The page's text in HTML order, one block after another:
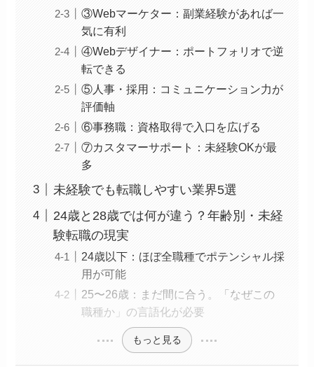
③Webマーケター：副業経験があれば一
気に有利
④Webデザイナー：ポートフォリオで逆
転できる
⑤人事・採用：コミュニケーション力が
評価軸
⑥事務職：資格取得で入口を広げる
⑦カスタマーサポート：未経験OKが最
多
未経験でも転職しやすい業界5選
24歳と28歳では何が違う？年齢別・未経
験転職の現実
24歳以下：ほぼ全職種でポテンシャル採
用が可能
25〜26歳：まだ間に合う。「なぜこの
職種か」の言語化が必要
もっと見る